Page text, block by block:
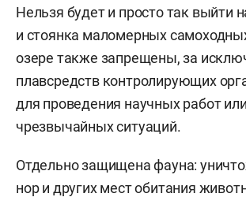
Нельзя будет и просто так выйти
и стоянка маломерных
озере также запрещены, за
плавсредств контролирующих
для проведения научных работ
чрезвычайных ситуаций.
Отдельно защищена фауна:
нор и других мест обитания